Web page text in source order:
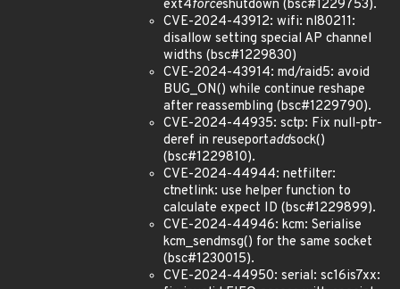
ext4forceshutdown (bsc#1229753).
CVE-2024-43912: wifi: nl80211:
disallow setting special AP channel
widths (bsc#1229830)
CVE-2024-43914: md/raid5: avoid
BUG_ON() while continue reshape
after reassembling (bsc#1229790).
CVE-2024-44935: sctp: Fix null-ptr-
deref in reuseportaddsock()
(bsc#1229810).
CVE-2024-44944: netfilter:
ctnetlink: use helper function to
calculate expect ID (bsc#1229899).
CVE-2024-44946: kcm: Serialise
kcm_sendmsg() for the same socket
(bsc#1230015).
CVE-2024-44950: serial: sc16is7xx: